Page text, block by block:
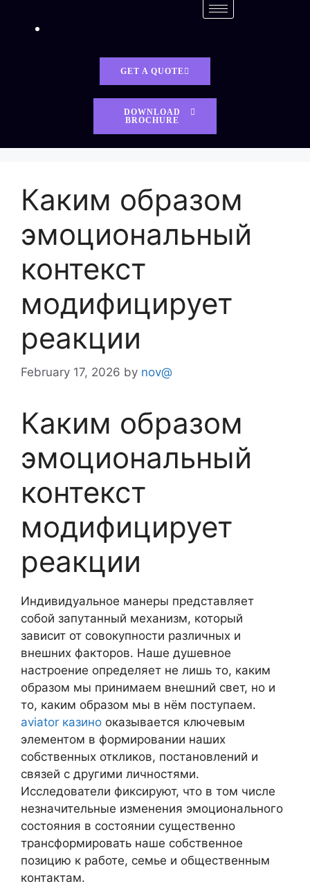
GET A QUOTE
DOWNLOAD
BROCHURE
Каким образом
эмоциональный
контекст
модифицирует
реакции
February 17, 2026 by nov@
Каким образом
эмоциональный
контекст
модифицирует
реакции
Индивидуальное манеры представляет
собой запутанный механизм, который
зависит от совокупности различных и
внешних факторов. Наше душевное
настроение определяет не лишь то, каким
образом мы принимаем внешний свет, но и
то, каким образом мы в нём поступаем.
aviator казино оказывается ключевым
элементом в формировании наших
собственных откликов, постановлений и
связей с другими личностями.
Исследователи фиксируют, что в том числе
незначительные изменения эмоционального
состояния в состоянии существенно
трансформировать наше собственное
позицию к работе, семье и общественным
контактам.